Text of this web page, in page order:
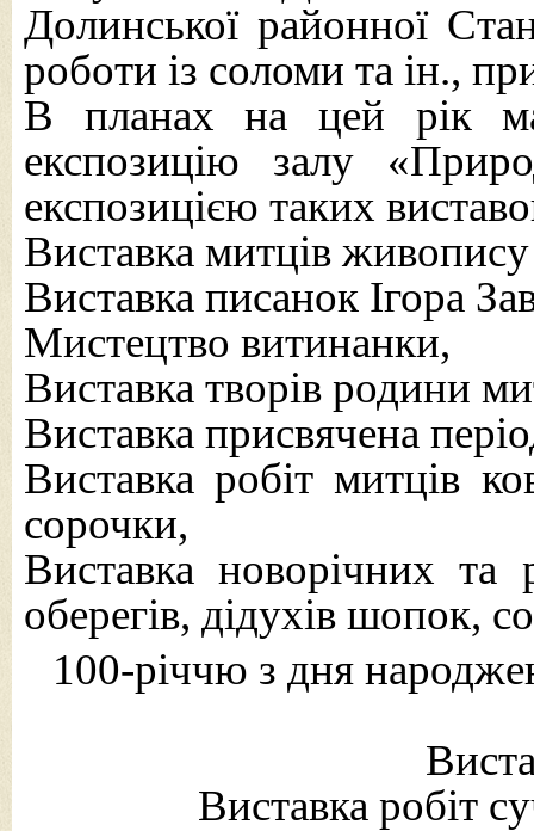
Долинської районної
роботи із соломи та ін.,
В планах на цей рік
експозицію залу
експозицією таких
Виставка митців
Виставка писанок Ігора
Мистецтво витинанки,
Виставка творів родини
Виставка присвячена
Виставка робіт митців
сорочки,
Виставка новорічних та
оберегів, дідухів шопок,
100-річчю з дня
Виставка робіт